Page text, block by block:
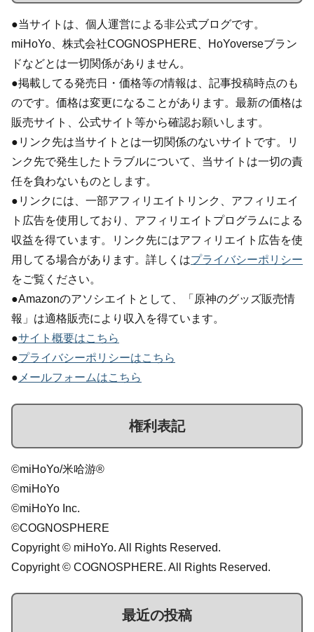
●当サイトは、個人運営による非公式ブログです。
miHoYo、株式会社COGNOSPHERE、HoYoverseブラン
ドなどとは一切関係がありません。
●掲載してる発売日・価格等の情報は、記事投稿時点のも
のです。価格は変更になることがあります。最新の価格は
販売サイト、公式サイト等から確認お願いします。
●リンク先は当サイトとは一切関係のないサイトです。リ
ンク先で発生したトラブルについて、当サイトは一切の責
任を負わないものとします。
●リンクには、一部アフィリエイトリンク、アフィリエイ
ト広告を使用しており、アフィリエイトプログラムによる
収益を得ています。リンク先にはアフィリエイト広告を使
用してる場合があります。詳しくはプライバシーポリシー
をご覧ください。
●Amazonのアソシエイトとして、「原神のグッズ販売情
報」は適格販売により収入を得ています。
●サイト概要はこちら
●プライバシーポリシーはこちら
● メールフォームはこちら
権利表記
©miHoYo/米哈游®
©miHoYo
©miHoYo Inc.
©COGNOSPHERE
Copyright © miHoYo. All Rights Reserved.
Copyright © COGNOSPHERE. All Rights Reserved.
最近の投稿